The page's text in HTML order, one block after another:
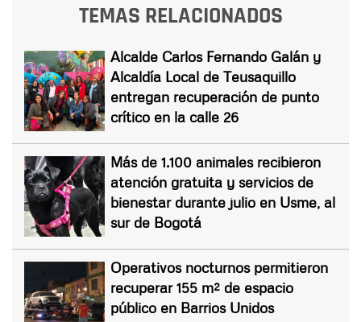
TEMAS RELACIONADOS
Alcalde Carlos Fernando Galán y
Alcaldía Local de Teusaquillo
entregan recuperación de punto
crítico en la calle 26
Más de 1.100 animales recibieron
atención gratuita y servicios de
bienestar durante julio en Usme, al
sur de Bogotá
Operativos nocturnos permitieron
recuperar 155 m² de espacio
público en Barrios Unidos